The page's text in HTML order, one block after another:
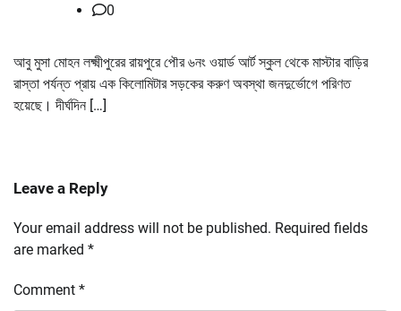
0
আবু মুসা মোহন লক্ষ্মীপুরের রায়পুরে পৌর ৬নং ওয়ার্ড আর্ট স্কুল থেকে মাস্টার বাড়ির
রাস্তা পর্যন্ত প্রায় এক কিলোমিটার সড়কের করুণ অবস্থা জনদুর্ভোগে পরিণত
হয়েছে। দীর্ঘদিন […]
Leave a Reply
Your email address will not be published. Required fields
are marked *
Comment *